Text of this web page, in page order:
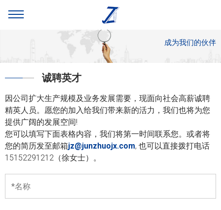
成为我们的伙伴
诚聘英才
因公司扩大生产规模及业务发展需要，现面向社会高薪诚聘
精英人员。愿您的加入给我们带来新的活力，我们也将为您
提供广阔的发展空间!
您可以填写下面表格内容，我们将第一时间联系您。或者将
您的简历发至邮箱jz@junzhuojx.com, 也可以直接拨打电话
15152291212（徐女士）。